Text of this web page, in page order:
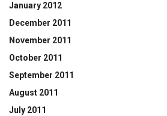
January 2012
December 2011
November 2011
October 2011
September 2011
August 2011
July 2011